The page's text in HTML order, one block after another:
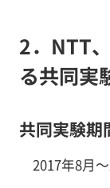
2．NTT
る共同実
共同実験期
2017年8月